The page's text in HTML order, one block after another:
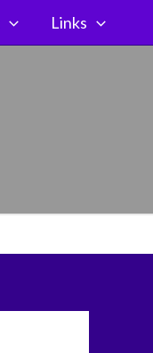
Links